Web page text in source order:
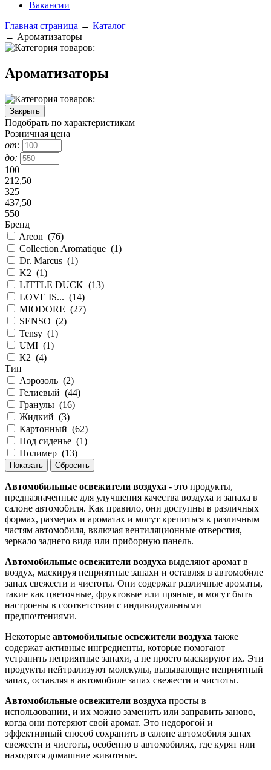
Вакансии
Главная страница → Каталог
→ Ароматизаторы
Ароматизаторы
Закрыть
Подобрать по характеристикам
Розничная цена
от:
до:
100
212,50
325
437,50
550
Бренд
Areon (76)
Collection Aromatique (1)
Dr. Marcus (1)
K2 (1)
LITTLE DUCK (13)
LOVE IS... (14)
MIODORE (27)
SENSO (2)
Tensy (1)
UMI (1)
К2 (4)
Тип
Аэрозоль (2)
Гелиевый (44)
Гранулы (16)
Жидкий (3)
Картонный (62)
Под сиденье (1)
Полимер (13)
Автомобильные освежители воздуха - это продукты,
предназначенные для улучшения качества воздуха и запаха в
салоне автомобиля. Как правило, они доступны в различных
формах, размерах и ароматах и могут крепиться к различным
частям автомобиля, включая вентиляционные отверстия,
зеркало заднего вида или приборную панель.
Автомобильные освежители воздуха выделяют аромат в
воздух, маскируя неприятные запахи и оставляя в автомобиле
запах свежести и чистоты. Они содержат различные ароматы,
такие как цветочные, фруктовые или пряные, и могут быть
настроены в соответствии с индивидуальными
предпочтениями.
Некоторые автомобильные освежители воздуха также
содержат активные ингредиенты, которые помогают
устранить неприятные запахи, а не просто маскируют их. Эти
продукты нейтрализуют молекулы, вызывающие неприятный
запах, оставляя в автомобиле запах свежести и чистоты.
Автомобильные освежители воздуха просты в
использовании, и их можно заменить или заправить заново,
когда они потеряют свой аромат. Это недорогой и
эффективный способ сохранить в салоне автомобиля запах
свежести и чистоты, особенно в автомобилях, где курят или
находятся домашние животные.